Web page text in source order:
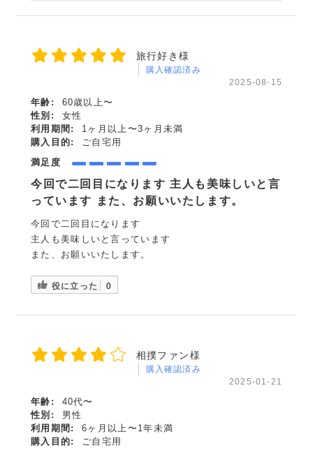
旅行好き様
購入確認済み
2025-08-15
年齢:
60歳以上〜
性別:
女性
利用期間:
1ヶ月以上〜3ヶ月未満
購入目的:
ご自宅用
満足度
今回で二回目になります 主人も美味しいと言
っています また、お願いいたします。
今回で二回目になります
主人も美味しいと言っています
また、お願いいたします。
役に立った 0
相撲ファン様
購入確認済み
2025-01-21
年齢:
40代〜
性別:
男性
利用期間:
6ヶ月以上〜1年未満
購入目的:
ご自宅用